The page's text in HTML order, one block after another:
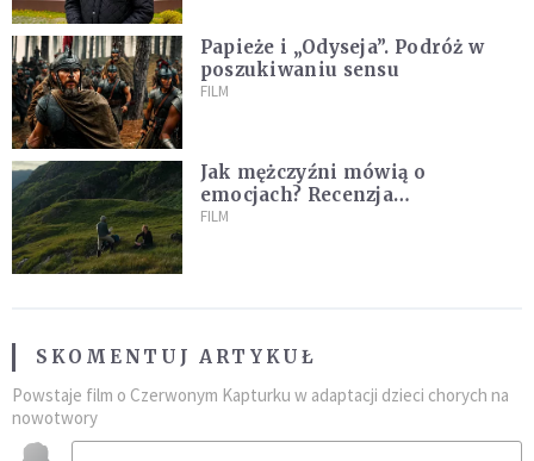
Papieże i „Odyseja”. Podróż w
poszukiwaniu sensu
FILM
Jak mężczyźni mówią o
emocjach? Recenzja
najnowszego filmu Barta
FILM
SKOMENTUJ ARTYKUŁ
Powstaje film o Czerwonym Kapturku w adaptacji dzieci chorych na
nowotwory